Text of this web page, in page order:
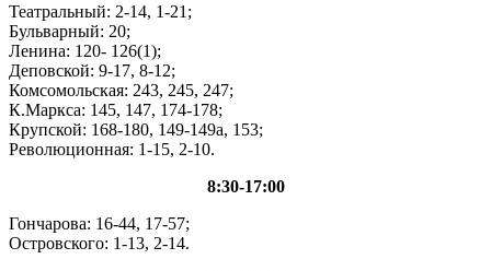
Театральный: 2-14, 1-21;
Бульварный: 20;
Ленина: 120- 126(1);
Деповской: 9-17, 8-12;
Комсомольская: 243, 245, 247;
К.Маркса: 145, 147, 174-178;
Крупской: 168-180, 149-149а, 153;
Революционная: 1-15, 2-10.
8:30-17:00
Гончарова: 16-44, 17-57;
Островского: 1-13, 2-14.